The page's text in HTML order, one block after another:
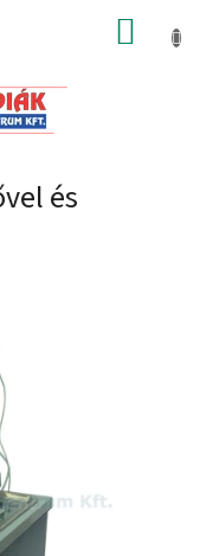
KOSÁR
és